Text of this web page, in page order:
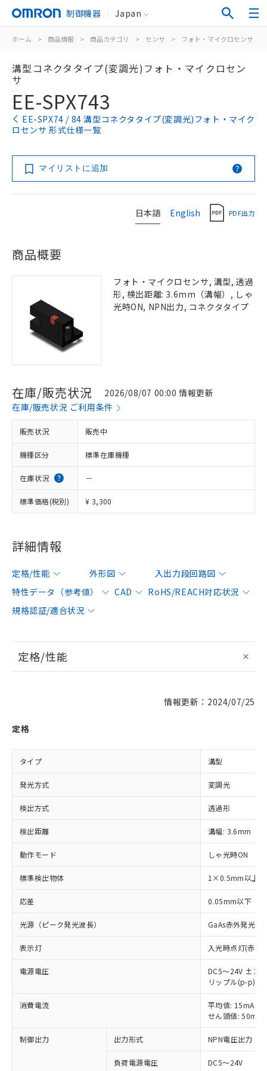
制御機器 Japan
ホーム > 商品情報 > 商品カテゴリ > センサ > フォト・マイクロセンサ
溝型コネクタタイプ(変調光)フォト・マイクロセン
サ
EE-SPX743
EE-SPX74 / 84 溝型コネクタタイプ(変調光)フォト・マイク
ロセンサ 形式仕様一覧
マイリストに追加
日本語 English PDF出力
商品概要
フォト・マイクロセンサ, 溝型, 透過
形, 検出距離: 3.6mm（溝幅）, しゃ
光時ON, NPN出力, コネクタタイプ
在庫/販売状況
2026/08/07 00:00 情報更新
在庫/販売状況 ご利用条件
販売状況 販売中
機種区分 標準在庫機種
在庫状況 －
標準価格(税別) ¥ 3,300
詳細情報
定格/性能 外形図
入出力段回路図
特性データ（参考値）
CAD
RoHS/REACH対応状況
規格認証/適合状況
定格/性能
情報更新：2024/07/25
定格
タイプ 溝型
発光方式 変調光
検出方式 透過形
検出距離 溝幅: 3.6mm
動作モード しゃ光時ON
標準検出物体 1×0.5mm以上の
応差 0.05mm以下
光源（ピーク発光波長） GaAs赤外発光ダ
表示灯 入光時点灯(赤色)
電源電圧
DC5～24V
リップル(p-p)
消費電流
平均値: 15mA以
せん頭値: 50mA
制御出力 出力形式 NPN電圧出力
負荷電源電圧 DC5～24V
ご利用条件
対応済み：EU RoHS指令（10物質）の
す。
対応予定：EU RoHS指令（10物質）の非含
有に対応した製品に切り替える予定のある